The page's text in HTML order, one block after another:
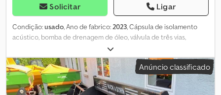
Solicitar Ligar
Condição:usado, Ano de fabrico:2023, Cápsula de isolamento
acústico, bomba de drenagem de óleo, válvula de três vias,
conexão para gerador elétrico / Mecc Alte ECP322M4B, motor
AGCO Power 33 DTG, comando manual, tanque de combustível
de 200 L / Dcodpfx Ajrxur Ujc Aek
Anúncio classificado